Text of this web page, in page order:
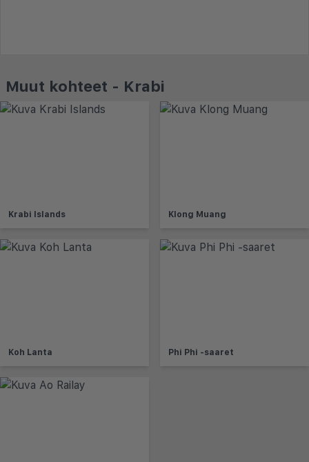
Muut kohteet - Krabi
Krabi Islands Klong Muang
Koh Lanta Phi Phi -saaret